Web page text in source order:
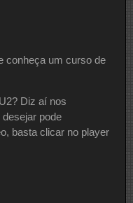
conheça um curso de
Diz aí nos
pode
basta clicar no player